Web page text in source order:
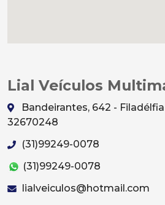
Lial Veículos
Bandeirantes, 642 -
32670248
(31)99249-0078
(31)99249-0078
lialveiculos@hotmail.com